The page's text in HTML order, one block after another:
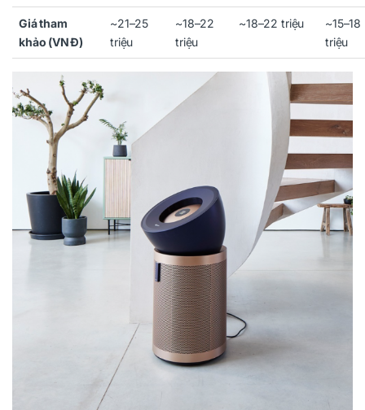
Giá tham
khảo (VNĐ)
~21–25
triệu
~18–22
triệu
~18–22 triệu
~15–18
triệu